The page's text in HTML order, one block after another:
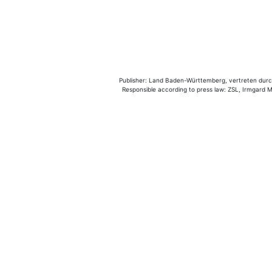
Publisher: Land Baden-Württemberg, vertreten
Responsible according to press law: ZSL, Irmgard